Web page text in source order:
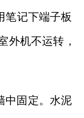
笔记下端子板
外机不运转，
固定。水泥